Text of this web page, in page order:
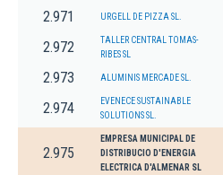
2.971 URGELL DE PIZZA SL.
2.972
TALLER CENTRAL TOMAS-
RIBES SL
2.973 ALUMINIS MERCADE SL.
2.974
EVENECE SUSTAINABLE
SOLUTIONS SL.
2.975
EMPRESA MUNICIPAL DE
DISTRIBUCIO D'ENERGIA
ELECTRICA D'ALMENAR SL